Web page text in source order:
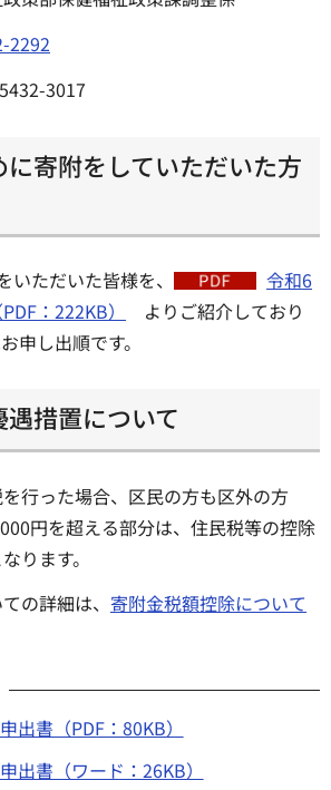
2292
3017
寄附をしていただいた方
ただいた皆様を、
令和6
：222KB）
よりご紹介しており
申し出順です。
措置について
行った場合、区民の方も区外の方
円を超える部分は、住民税等の控除
ります。
の詳細は、 寄附金税額控除について
出書（PDF：80KB）
出書（ワード：26KB）